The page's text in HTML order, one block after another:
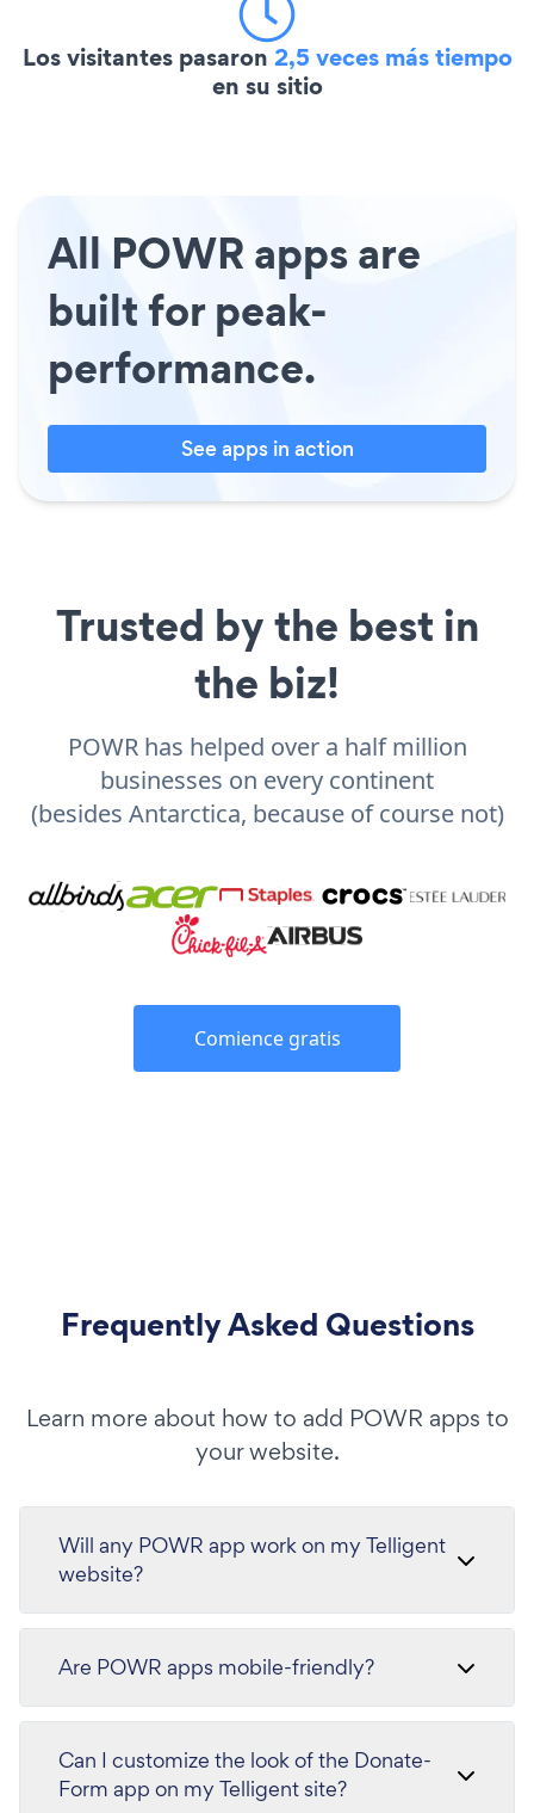
Los visitantes pasaron 2,5 veces más tiempo
en su sitio
All POWR apps are
built for peak-
performance.
See apps in action
Trusted by the best in
the biz!
POWR has helped over a half million
businesses on every continent
(besides Antarctica, because of course not)
Comience gratis
Frequently Asked Questions
Learn more about how to add POWR apps to
your website.
Will any POWR app work on my Telligent
website?
Are POWR apps mobile-friendly?
Can I customize the look of the Donate-
Form app on my Telligent site?